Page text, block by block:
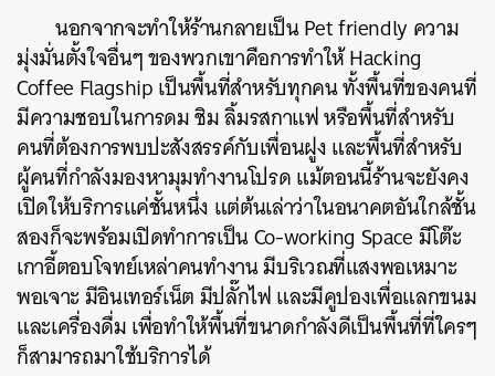
นอกจากจะทำให้ร้านกลายเป็น Pet friendly ความ
มุ่งมั่นตั้งใจอื่นๆ ของพวกเขาคือการทำให้ Hacking
Coffee Flagship เป็นพื้นที่สำหรับทุกคน ทั้งพื้นที่ของคนที่
มีความชอบในการดม ชิม ลิ้มรสกาแฟ หรือพื้นที่สำหรับ
คนที่ต้องการพบปะสังสรรค์กับเพื่อนฝูง และพื้นที่สำหรับ
ผู้คนที่กำลังมองหามุมทำงานโปรด แม้ตอนนี้ร้านจะยังคง
เปิดให้บริการแค่ชั้นหนึ่ง แต่ต้นเล่าว่าในอนาคตอันใกล้ชั้น
สองก็จะพร้อมเปิดทำการเป็น Co-working Space มีโต๊ะ
เกาอี้ตอบโจทย์เหล่าคนทำงาน มีบริเวณที่แสงพอเหมาะ
พอเจาะ มีอินเทอร์เน็ต มีปลั๊กไฟ และมีคูปองเพื่อแลกขนม
และเครื่องดื่ม เพื่อทำให้พื้นที่ขนาดกำลังดีเป็นพื้นที่ที่ใครๆ
ก็สามารถมาใช้บริการได้